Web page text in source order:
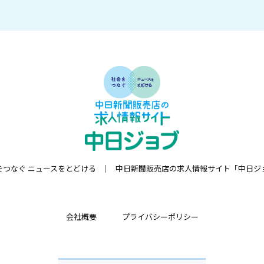
つなぐ ニュースをとどける 中日新聞販売店の求人情報サイト「中日ジ
会社概要 プライバシーポリシー